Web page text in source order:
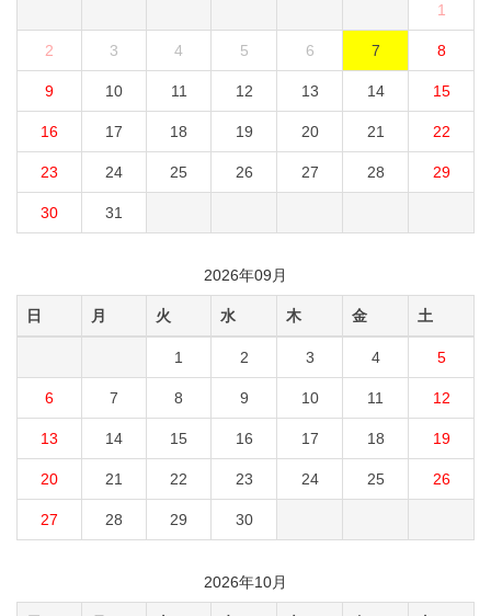
1
2 3 4 5 6 7 8
9 10 11 12 13 14 15
16 17 18 19 20 21 22
23 24 25 26 27 28 29
30 31
2026年09月
日 月 火 水 木 金 土
1 2 3 4 5
6 7 8 9 10 11 12
13 14 15 16 17 18 19
20 21 22 23 24 25 26
27 28 29 30
2026年10月